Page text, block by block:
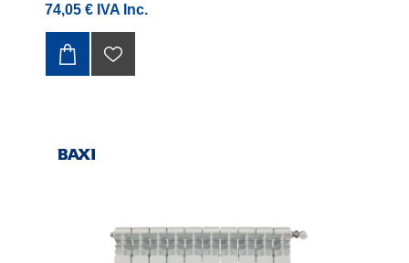
74,05 € IVA Inc.